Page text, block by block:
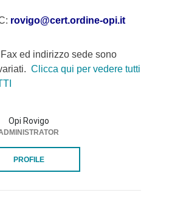
rovigo@cert.ordine-opi.it
ed indirizzo sede sono
Clicca qui per vedere tutti
Opi Rovigo
PROFILE